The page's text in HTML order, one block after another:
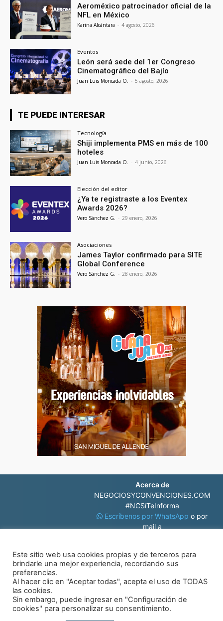
Aeroméxico patrocinador oficial de la
NFL en México
Karina Alcántara - 4 agosto, 2026
Eventos
León será sede del 1er Congreso
Cinematográfico del Bajío
Juan Luis Moncada O. - 5 agosto, 2026
TE PUEDE INTERESAR
Tecnología
Shiji implementa PMS en más de 100
hoteles
Juan Luis Moncada O. - 4 junio, 2026
Elección del editor
¿Ya te registraste a los Eventex
Awards 2026?
Vero Sánchez G. - 29 enero, 2026
Asociaciones
James Taylor confirmado para SITE
Global Conference
Vero Sánchez G. - 28 enero, 2026
Acerca de
NEGOCIOSYCONVENCIONES.COM
#NCSíTeInforma
Escríbenos por WhatsAppo por
mail a
© Negocios y Convenciones
Este sitio web usa cookies propias y de terceros para
brindarle una mejor experiencia, recordando sus
preferencias.
Al hacer clic en "Aceptar todas", acepta el uso de TODAS
las cookies.
Sin embargo, puede ingresar en "Configuración de
cookies" para personalizar su consentimiento.